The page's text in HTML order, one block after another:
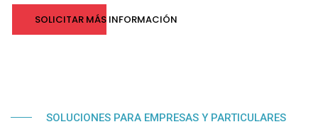
SOLICITAR MÁS INFORMACIÓN
SOLUCIONES PARA EMPRESAS Y PARTICULARES